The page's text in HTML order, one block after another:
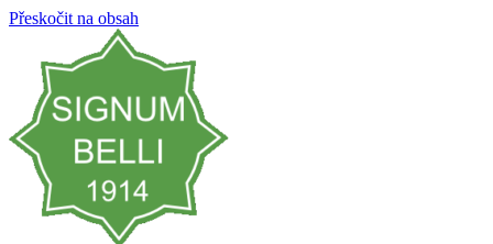
Přeskočit na obsah